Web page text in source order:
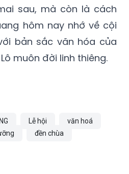
sau, mà còn là cách
hôm nay nhớ về cội
bản sắc văn hóa của
muôn đời linh thiêng.
Lễ hội
văn hoá
đền chùa